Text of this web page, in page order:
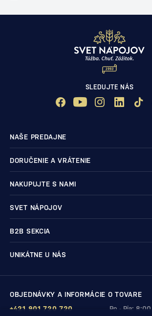
SLEDUJTE NÁS
NAŠE PREDAJNE
DORUČENIE A VRÁTENIE
NAKUPUJTE S NAMI
SVET NÁPOJOV
B2B SEKCIA
UNIKÁTNE U NÁS
OBJEDNÁVKY A INFORMÁCIE O TOVARE
Po - Pia:
+421 901 720 720